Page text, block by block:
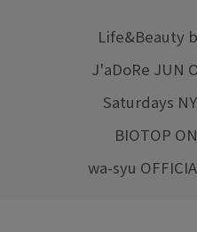
Life&Beauty
J'aDoRe JUN
Saturdays
BIOTOP
wa-syu